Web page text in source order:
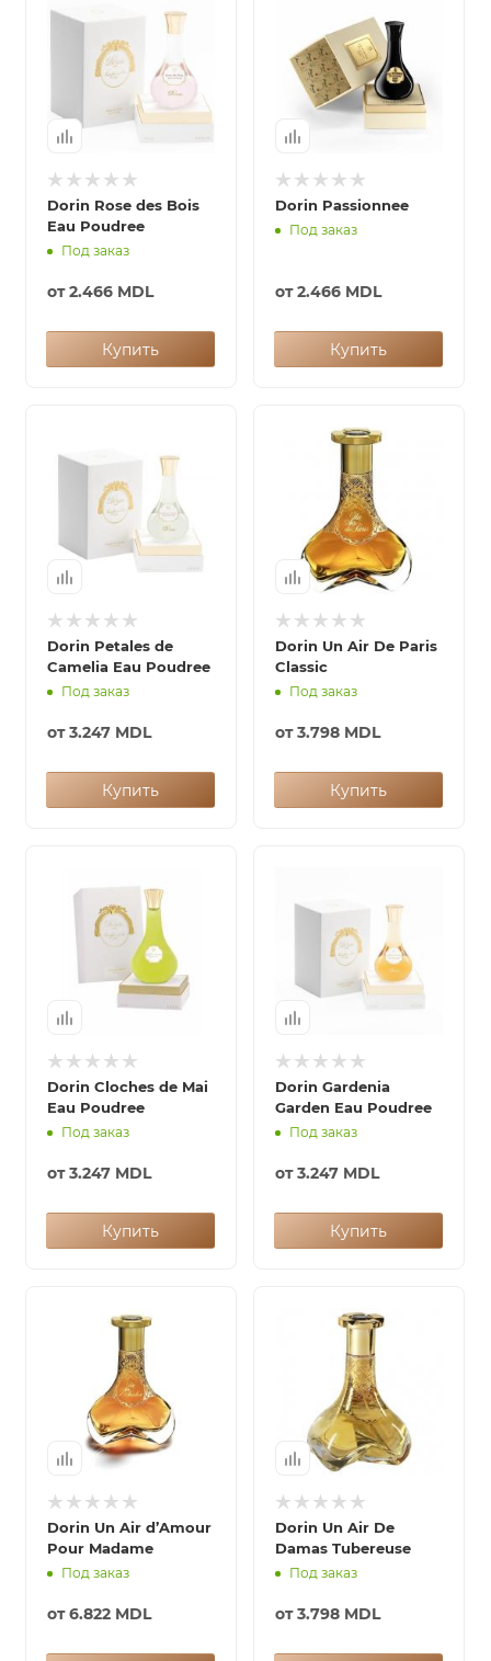
Dorin Rose des Bois
Eau Poudree
Под заказ
от2.466 MDL
Купить
Dorin Passionnee
Под заказ
от2.466 MDL
Купить
Dorin Petales de
Camelia Eau Poudree
Под заказ
от3.247 MDL
Купить
Dorin Un Air De Paris
Classic
Под заказ
от3.798 MDL
Купить
Dorin Cloches de Mai
Eau Poudree
Под заказ
от3.247 MDL
Купить
Dorin Gardenia
Garden Eau Poudree
Под заказ
от3.247 MDL
Купить
Dorin Un Air d’Amour
Pour Madame
Под заказ
от6.822 MDL
Dorin Un Air De
Damas Tubereuse
Под заказ
от3.798 MDL